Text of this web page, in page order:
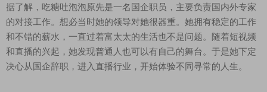
据了解，吃糖吐泡泡原先是一名国企职员，主要负责国内外专家
的对接工作。想必当时她的领导对她很器重。她拥有稳定的工作
和不错的薪水，一直过着富太太的生活也不是问题。随着短视频
和直播的兴起，她发现普通人也可以有自己的舞台。于是她下定
决心从国企辞职，进入直播行业，开始体验不同寻常的人生。